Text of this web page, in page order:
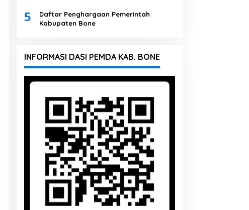
5
Daftar Penghargaan Pemerintah
Kabupaten Bone
INFORMASI DASI PEMDA KAB. BONE